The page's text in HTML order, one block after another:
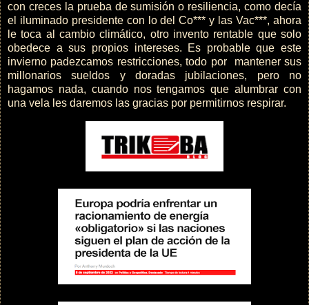
con creces la prueba de sumisión o resiliencia, como decía
el iluminado presidente con lo del Co*** y las Vac***, ahora
le toca al cambio climático, otro invento rentable que solo
obedece a sus propios intereses. Es probable que este
invierno padezcamos restricciones, todo por mantener sus
millonarios sueldos y doradas jubilaciones, pero no
hagamos nada, cuando nos tengamos que alumbrar con
una vela les daremos las gracias por permitirnos respirar.